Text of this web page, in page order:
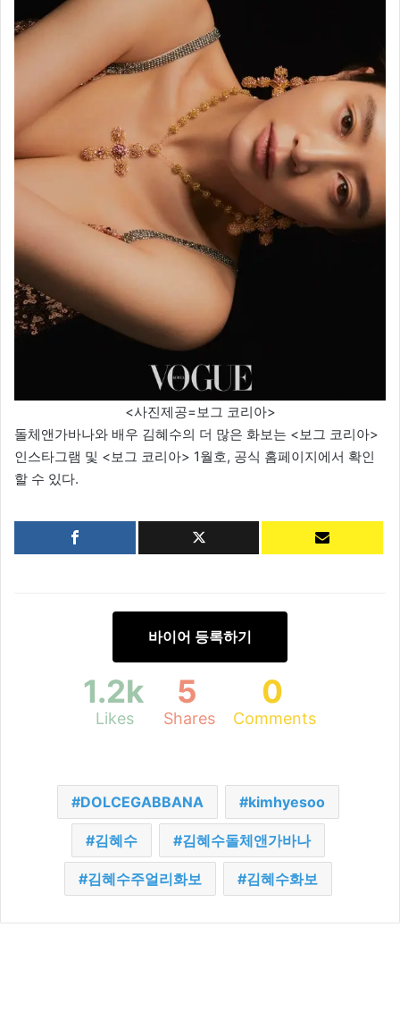
<사진제공=보그 코리아>
돌체앤가바나와 배우 김혜수의 더 많은 화보는 <보그 코리아>
인스타그램 및 <보그 코리아> 1월호, 공식 홈페이지에서 확인
할 수 있다.
바이어 등록하기
1.2k
Likes
5
Shares
0
Comments
DOLCEGABBANA kimhyesoo
김혜수 김혜수돌체앤가바나
김혜수주얼리화보 김혜수화보